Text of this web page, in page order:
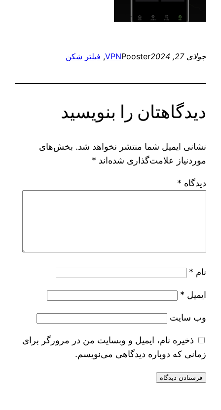
جولای 27, 2024 Pooster
VPN
, فیلتر شکن
دیدگاهتان را بنویسید
نشانی ایمیل شما منتشر نخواهد شد. بخش‌های
موردنیاز علامت‌گذاری شده‌اند *
دیدگاه *
نام *
ایمیل *
وب‌ سایت
ذخیره نام، ایمیل و وبسایت من در مرورگر برای
زمانی که دوباره دیدگاهی می‌نویسم.